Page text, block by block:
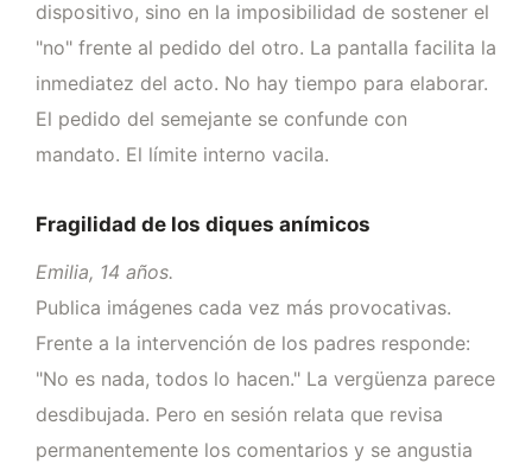
dispositivo, sino en la imposibilidad de sostener el
"no" frente al pedido del otro. La pantalla facilita la
inmediatez del acto. No hay tiempo para elaborar.
El pedido del semejante se confunde con
mandato. El límite interno vacila.
Fragilidad de los diques anímicos
Emilia, 14 años.
Publica imágenes cada vez más provocativas.
Frente a la intervención de los padres responde:
"No es nada, todos lo hacen." La vergüenza parece
desdibujada. Pero en sesión relata que revisa
permanentemente los comentarios y se angustia